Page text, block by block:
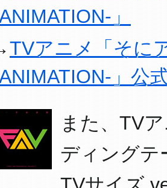
」
TVアニメ「そに
」公
また、TV
ディングテ